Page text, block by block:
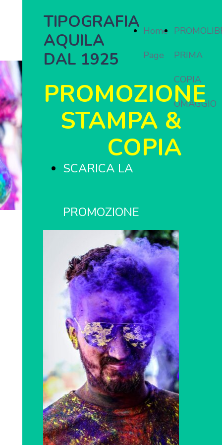
Home
Page PRIMA
COPIA
OMAGGIO
TIPOGRAFIA
AQUILA
DAL 1925
PROMOZIONE
STAMPA &
COPIA
SCARICA LA
PROMOZIONE